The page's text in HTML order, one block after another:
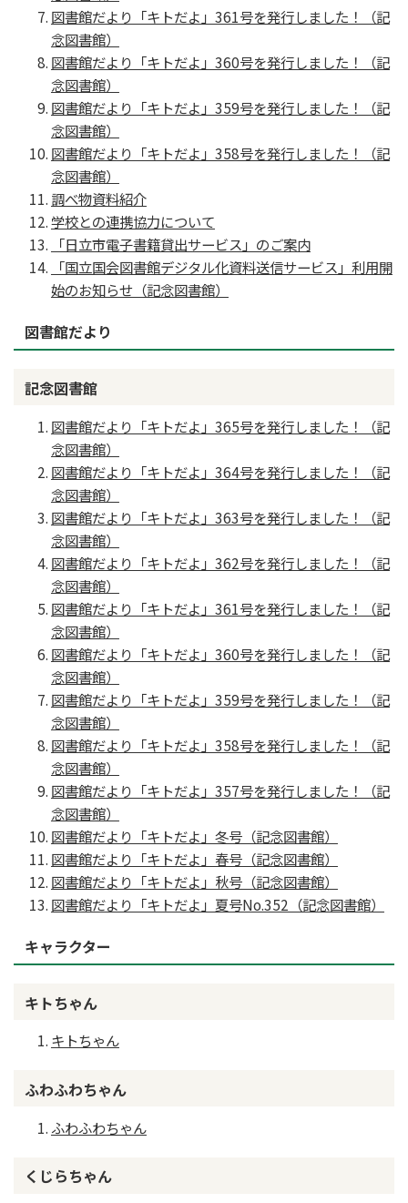
図書館だより「キトだよ」361号を発行しました！（記
念図書館）
図書館だより「キトだよ」360号を発行しました！（記
念図書館）
図書館だより「キトだよ」359号を発行しました！（記
念図書館）
図書館だより「キトだよ」358号を発行しました！（記
念図書館）
調べ物資料紹介
学校との連携協力について
「日立市電子書籍貸出サービス」のご案内
「国立国会図書館デジタル化資料送信サービス」利用開
始のお知らせ（記念図書館）
図書館だより
記念図書館
図書館だより「キトだよ」365号を発行しました！（記
念図書館）
図書館だより「キトだよ」364号を発行しました！（記
念図書館）
図書館だより「キトだよ」363号を発行しました！（記
念図書館）
図書館だより「キトだよ」362号を発行しました！（記
念図書館）
図書館だより「キトだよ」361号を発行しました！（記
念図書館）
図書館だより「キトだよ」360号を発行しました！（記
念図書館）
図書館だより「キトだよ」359号を発行しました！（記
念図書館）
図書館だより「キトだよ」358号を発行しました！（記
念図書館）
図書館だより「キトだよ」357号を発行しました！（記
念図書館）
図書館だより「キトだよ」冬号（記念図書館）
図書館だより「キトだよ」春号（記念図書館）
図書館だより「キトだよ」秋号（記念図書館）
図書館だより「キトだよ」夏号No.352（記念図書館）
キャラクター
キトちゃん
キトちゃん
ふわふわちゃん
ふわふわちゃん
くじらちゃん